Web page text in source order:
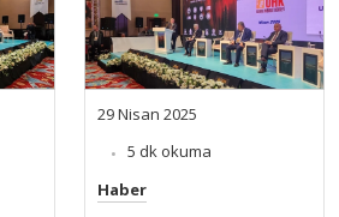
29 Nisan 2025
5 dk okuma
Haber